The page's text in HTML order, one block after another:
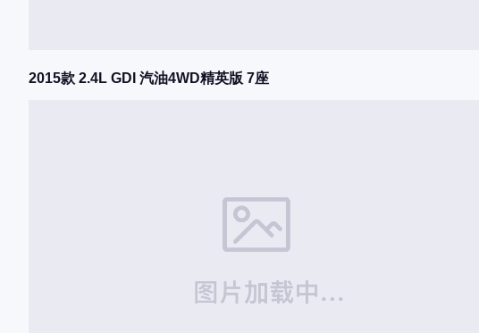
2015款 2.4L GDI 汽油4WD精英版 7座